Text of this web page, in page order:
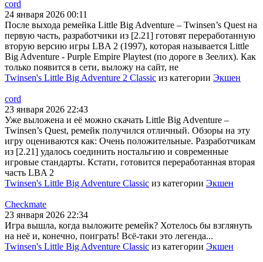
cord
24 января 2026 00:11
После выхода ремейка Little Big Adventure – Twinsen’s Quest на
первую часть, разработчики из [2.21] готовят переработанную
вторую версию игры LBA 2 (1997), которая называется Little
Big Adventure - Purple Empire Playtest (по дороге в Зеелих). Как
только появится в сети, выложу на сайт, не
Twinsen's Little Big Adventure 2 Classic из категории Экшен
cord
23 января 2026 22:43
Уже выложена и её можно скачать Little Big Adventure –
Twinsen’s Quest, ремейк получился отличный. Обзоры на эту
игру оцениваются как: Очень положительные. Разработчикам
из [2.21] удалось соединить ностальгию и современные
игровые стандарты. Кстати, готовится переработанная вторая
часть LBA 2
Twinsen's Little Big Adventure Classic из категории Экшен
Checkmate
23 января 2026 22:34
Игра вышла, когда выложите ремейк? Хотелось бы взглянуть
на неё и, конечно, поиграть! Всё-таки это легенда...
Twinsen's Little Big Adventure Classic из категории Экшен